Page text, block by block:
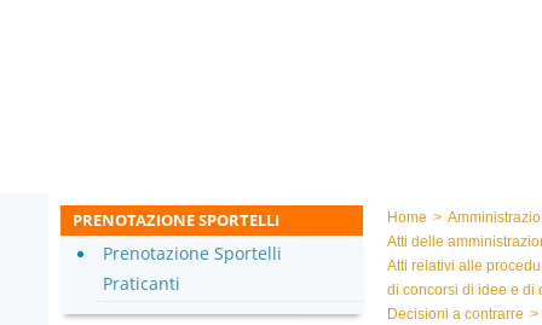
Home >
Atti delle
Atti relativi alle
di concorsi di idee e di
Decisioni a contrarre >
PRENOTAZIONE SPORTELLI
Prenotazione Sportelli
Praticanti